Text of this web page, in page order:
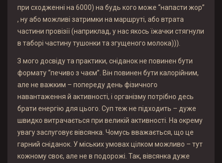
при сходженні на 6000) на будь кого може “напасти жор”
, ну або можливі затримки на маршруті, або втрата
частини провізії (наприклад, у нас якось їжачки стягнули
в таборі частину тушонки та згущеного молока))).
З мого досвіду та практики, сніданок не повинен бути
формату “печиво з чаєм”. Він повинен бути калорійним,
але не важким – попереду день фізичного
навантаження й активності, і організму потрібно десь
брати енергію для цього. Суп теж не підходить – дуже
швидко витрачається при великій активності. На окрему
увагу заслуговує вівсянка. Чомусь вважається, що це
гарний сніданок. У міських умовах цілком можливо – тут
кожному своє, але не в подорожі. Так, вівсянка дуже